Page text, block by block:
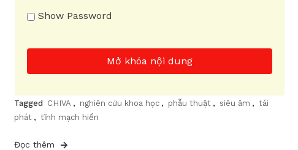
Show Password
Mở khóa nội dung
Tagged CHIVA , nghiên cứu khoa học , phẫu thuật , siêu âm , tái
phát , tĩnh mạch hiển
Đọc thêm